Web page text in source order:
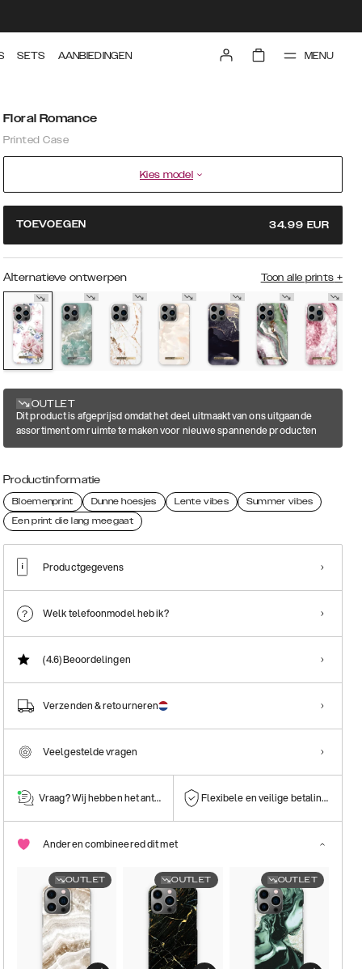
SETS AANBIEDINGEN MENU
Floral Romance
Printed Case
Kies model
TOEVOEGEN 34.99 EUR
Alternatieve ontwerpen Toon alle prints +
OUTLET
Dit product is afgeprijsd omdat het deel uitmaakt van ons uitgaande
assortiment om ruimte te maken voor nieuwe spannende producten
Productinformatie
Bloemenprint Dunne hoesjes Lente vibes
Summer vibes
Een print die lang meegaat
Productgegevens
Welk telefoonmodel heb ik?
(4.6)Beoordelingen
Verzenden & retourneren
Veelgestelde vragen
Vraag? Wij hebben het antwoord! Flexibele en veilige betalingen
Anderen combineered dit met
OUTLET OUTLET OUTLET